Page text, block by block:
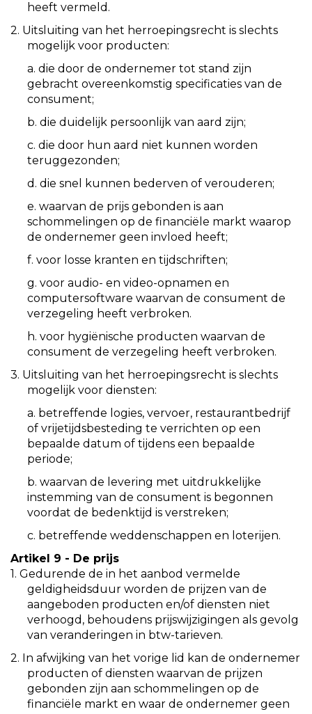
heeft vermeld.
2. Uitsluiting van het herroepingsrecht is slechts
mogelijk voor producten:
a. die door de ondernemer tot stand zijn
gebracht overeenkomstig specificaties van de
consument;
b. die duidelijk persoonlijk van aard zijn;
c. die door hun aard niet kunnen worden
teruggezonden;
d. die snel kunnen bederven of verouderen;
e. waarvan de prijs gebonden is aan
schommelingen op de financiële markt waarop
de ondernemer geen invloed heeft;
f. voor losse kranten en tijdschriften;
g. voor audio- en video-opnamen en
computersoftware waarvan de consument de
verzegeling heeft verbroken.
h. voor hygiënische producten waarvan de
consument de verzegeling heeft verbroken.
3. Uitsluiting van het herroepingsrecht is slechts
mogelijk voor diensten:
a. betreffende logies, vervoer, restaurantbedrijf
of vrijetijdsbesteding te verrichten op een
bepaalde datum of tijdens een bepaalde
periode;
b. waarvan de levering met uitdrukkelijke
instemming van de consument is begonnen
voordat de bedenktijd is verstreken;
c. betreffende weddenschappen en loterijen.
Artikel 9 - De prijs
1. Gedurende de in het aanbod vermelde
geldigheidsduur worden de prijzen van de
aangeboden producten en/of diensten niet
verhoogd, behoudens prijswijzigingen als gevolg
van veranderingen in btw-tarieven.
2. In afwijking van het vorige lid kan de ondernemer
producten of diensten waarvan de prijzen
gebonden zijn aan schommelingen op de
financiële markt en waar de ondernemer geen